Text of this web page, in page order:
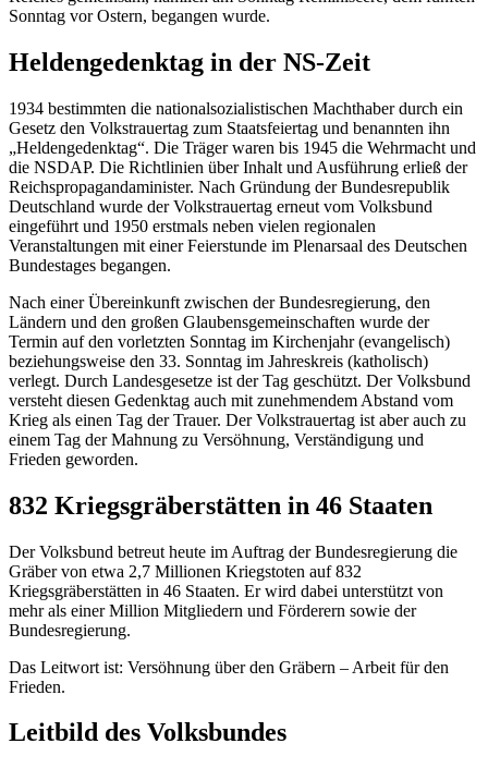
Sonntag vor Ostern, begangen wurde.
Heldengedenktag in der NS-Zeit
1934 bestimmten die nationalsozialistischen Machthaber durch ein
Gesetz den Volkstrauertag zum Staatsfeiertag und benannten ihn
„Heldengedenktag“. Die Träger waren bis 1945 die Wehrmacht und
die NSDAP. Die Richtlinien über Inhalt und Ausführung erließ der
Reichspropagandaminister. Nach Gründung der Bundesrepublik
Deutschland wurde der Volkstrauertag erneut vom Volksbund
eingeführt und 1950 erstmals neben vielen regionalen
Veranstaltungen mit einer Feierstunde im Plenarsaal des Deutschen
Bundestages begangen.
Nach einer Übereinkunft zwischen der Bundesregierung, den
Ländern und den großen Glaubensgemeinschaften wurde der
Termin auf den vorletzten Sonntag im Kirchenjahr (evangelisch)
beziehungsweise den 33. Sonntag im Jahreskreis (katholisch)
verlegt. Durch Landesgesetze ist der Tag geschützt. Der Volksbund
versteht diesen Gedenktag auch mit zunehmendem Abstand vom
Krieg als einen Tag der Trauer. Der Volkstrauertag ist aber auch zu
einem Tag der Mahnung zu Versöhnung, Verständigung und
Frieden geworden.
832 Kriegsgräberstätten in 46 Staaten
Der Volksbund betreut heute im Auftrag der Bundesregierung die
Gräber von etwa 2,7 Millionen Kriegstoten auf 832
Kriegsgräberstätten in 46 Staaten. Er wird dabei unterstützt von
mehr als einer Million Mitgliedern und Förderern sowie der
Bundesregierung.
Das Leitwort ist: Versöhnung über den Gräbern – Arbeit für den
Frieden.
Leitbild des Volksbundes